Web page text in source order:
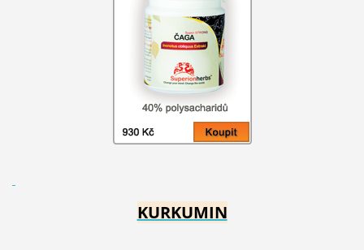
KURKUMIN